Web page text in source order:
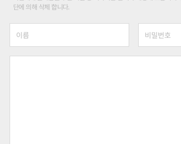
단에 의해 삭제 합니다.